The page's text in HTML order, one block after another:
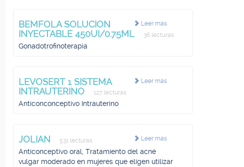
Leer más
BEMFOLA SOLUCION
INYECTABLE 450UI/0.75ML
36 lecturas
Gonadotrofinoterapia
Leer más
LEVOSERT 1 SISTEMA
INTRAUTERINO
127 lecturas
Anticonconceptivo Intrauterino
Leer más
JOLIAN 531 lecturas
Anticonceptivo oral, Tratamiento del acné
vulgar moderado en mujeres que eligen utilizar